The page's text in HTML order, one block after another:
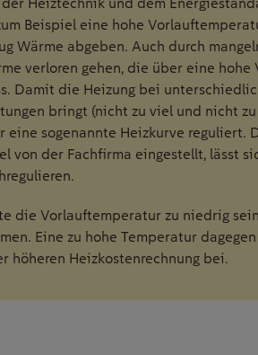
Beispiel eine hohe
Wärme abgeben. Auch durch
verloren gehen, die über eine
Damit die Heizung bei
bringt (nicht zu viel und nicht
eine sogenannte Heizkurve reguliert.
von der Fachfirma eingestellt, lässt
die Vorlauftemperatur zu niedrig
Eine zu hohe Temperatur
höheren Heizkostenrechnung bei.